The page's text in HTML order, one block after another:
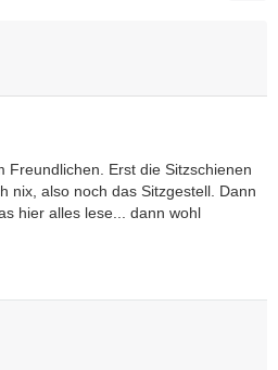
Freundlichen. Erst die Sitzschienen
nix, also noch das Sitzgestell. Dann
hier alles lese... dann wohl